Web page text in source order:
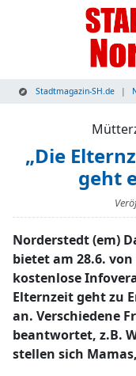
Stadtmagazin-SH.de
„Die
geht
Norderstedt (em)
bietet am 28.6. von
kostenlose
Elternzeit geht zu
an. Verschiedene
beantwortet, z.B.
stellen sich